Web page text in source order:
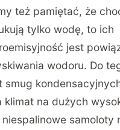
też pamiętać, że
tylko wodę, to ich
jest
wodoru. Do
smug
klimat na dużych
samoloty